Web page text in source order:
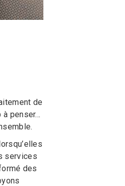
de
penser...
services
des